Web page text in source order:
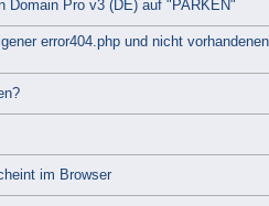
Domain Pro v3 (DE) auf "PARKEN"
error404.php und nicht
im Browser